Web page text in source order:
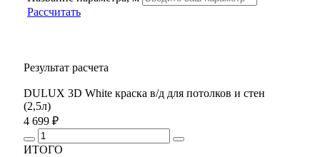
Рассчитать
Результат расчета
DULUX 3D White краска в/д для потолков и стен
(2,5л)
4 699 ₽
ИТОГО